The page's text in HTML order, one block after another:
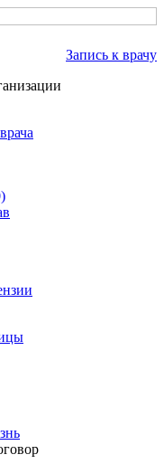
Запись к врачу